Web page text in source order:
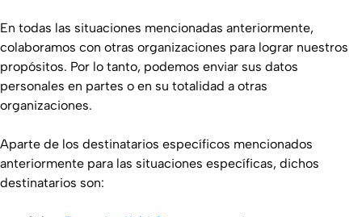
En todas las situaciones mencionadas anteriormente,
colaboramos con otras organizaciones para lograr nuestros
propósitos. Por lo tanto, podemos enviar sus datos
personales en partes o en su totalidad a otras
organizaciones.
Aparte de los destinatarios específicos mencionados
anteriormente para las situaciones específicas, dichos
destinatarios son: